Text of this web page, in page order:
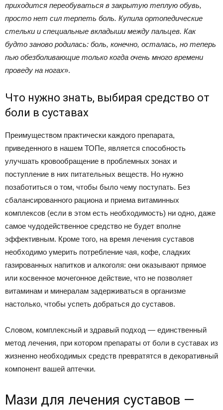
приходится переобуваться в закрытую теплую обувь,
просто нет сил терпеть боль. Купила ортопедические
стельки и специальные вкладыши между пальцев. Как
будто заново родилась: боль, конечно, осталась, но теперь
пью обезболивающие только когда очень много времени
проведу на ногах».
Что нужно знать, выбирая средство от
боли в суставах
Преимуществом практически каждого препарата,
приведенного в нашем ТОПе, является способность
улучшать кровообращение в проблемных зонах и
поступление в них питательных веществ. Но нужно
позаботиться о том, чтобы было чему поступать. Без
сбалансированного рациона и приема витаминных
комплексов (если в этом есть необходимость) ни одно, даже
самое чудодейственное средство не будет вполне
эффективным. Кроме того, на время лечения суставов
необходимо умерить потребление чая, кофе, сладких
газированных напитков и алкоголя: они оказывают прямое
или косвенное мочегонное действие, что не позволяет
витаминам и минералам задерживаться в организме
настолько, чтобы успеть добраться до суставов.
Словом, комплексный и здравый подход — единственный
метод лечения, при котором препараты от боли в суставах из
жизненно необходимых средств превратятся в декоративный
компонент вашей аптечки.
Мази для лечения суставов —